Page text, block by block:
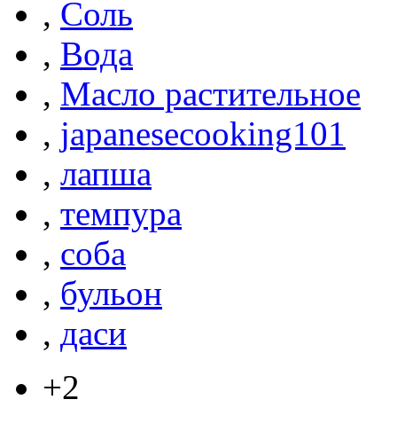
, Соль
, Вода
, Масло растительное
, japanesecooking101
, лапша
, темпура
, соба
, бульон
, даси
+2